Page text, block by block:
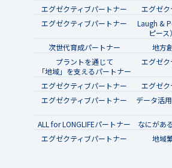
エグゼクティブパートナー
エグゼク
エグゼクティブパートナー
Laugh &
ピー
次世代育成パートナー
地方
プラントを通じて
「地域」を支えるパートナー
エグゼク
エグゼクティブパートナー
エグゼク
エグゼクティブパートナー
データ活
ALL for LONGLIFEパートナー
なにがあ
エグゼクティブパートナー
地域